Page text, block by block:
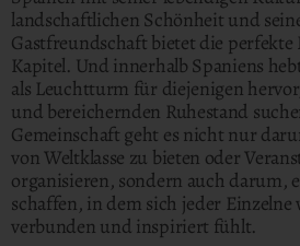
landschaftlichen Schönheit und
Gastfreundschaft bietet die perfekte
Kapitel. Und innerhalb Spaniens
als Leuchtturm für diejenigen
und bereichernden Ruhestand
Gemeinschaft geht es nicht nur
von Weltklasse zu bieten oder
organisieren, sondern auch darum,
schaffen, in dem sich jeder Einzelne
verbunden und inspiriert fühlt.